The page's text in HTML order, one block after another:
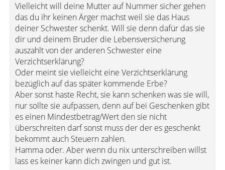
Vielleicht will deine Mutter auf Nummer sicher gehen
das du ihr keinen Ärger machst weil sie das Haus
deiner Schwester schenkt. Will sie denn dafür das sie
dir und deinem Bruder die Lebensversicherung
auszahlt von der anderen Schwester eine
Verzichtserklärung?
Oder meint sie vielleicht eine Verzichtserklärung
bezüglich auf das später kommende Erbe?
Aber sonst haste Recht, sie kann schenken was sie will,
nur sollte sie aufpassen, denn auf bei Geschenken gibt
es einen Mindestbetrag/Wert den sie nicht
überschreiten darf sonst muss der der es geschenkt
bekommt auch Steuern zahlen.
Hamma oder. Aber wenn du nix unterschreiben willst
lass es keiner kann dich zwingen und gut ist.